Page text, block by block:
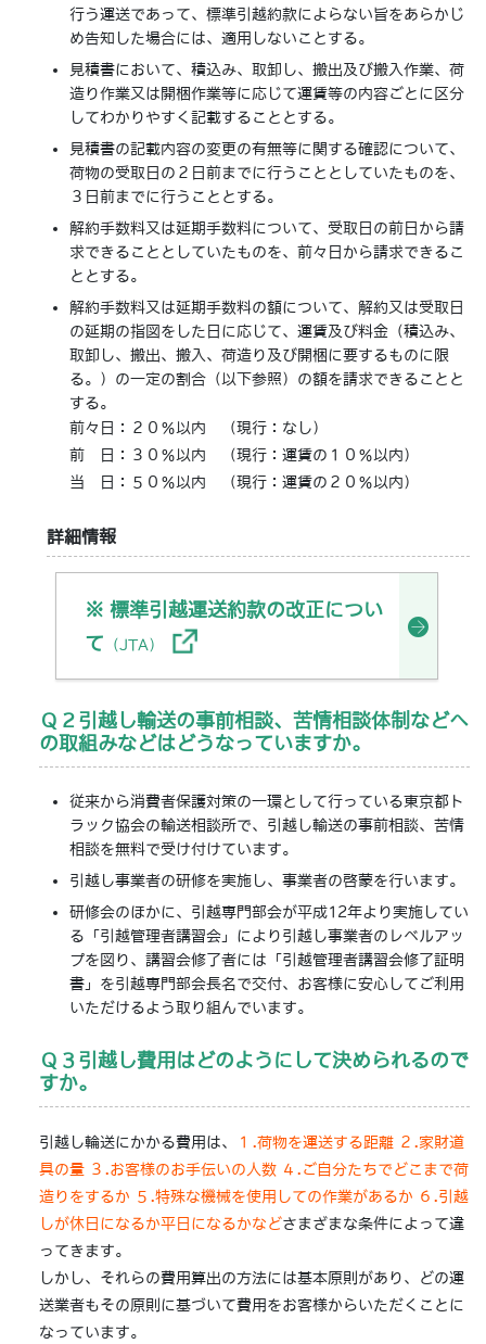
行う運送であって、標準引越約款によらない旨をあらかじ
め告知した場合には、適用しないことする。
見積書において、積込み、取卸し、搬出及び搬入作業、荷
造り作業又は開梱作業等に応じて運賃等の内容ごとに区分
してわかりやすく記載することとする。
見積書の記載内容の変更の有無等に関する確認について、
荷物の受取日の２日前までに行うこととしていたものを、
３日前までに行うこととする。
解約手数料又は延期手数料について、受取日の前日から請
求できることとしていたものを、前々日から請求できるこ
ととする。
解約手数料又は延期手数料の額について、解約又は受取日
の延期の指図をした日に応じて、運賃及び料金（積込み、
取卸し、搬出、搬入、荷造り及び開梱に要するものに限
る。）の一定の割合（以下参照）の額を請求できることと
する。
前々日：２０％以内 （現行：なし）
前 日：３０％以内 （現行：運賃の１０％以内）
当 日：５０％以内 （現行：運賃の２０％以内）
詳細情報
※ 標準引越運送約款の改正につい
て （JTA）
Ｑ２引越し輸送の事前相談、苦情相談体制などへ
の取組みなどはどうなっていますか。
従来から消費者保護対策の一環として行っている東京都ト
ラック協会の輸送相談所で、引越し輸送の事前相談、苦情
相談を無料で受け付けています。
引越し事業者の研修を実施し、事業者の啓蒙を行います。
研修会のほかに、引越専門部会が平成12年より実施してい
る「引越管理者講習会」により引越し事業者のレベルアッ
プを図り、講習会修了者には「引越管理者講習会修了証明
書」を引越専門部会長名で交付、お客様に安心してご利用
いただけるよう取り組んでいます。
Ｑ３引越し費用はどのようにして決められるので
すか。
引越し輪送にかかる費用は、
１.荷物を運送する距離 ２.家財道
具の量 ３.お客様のお手伝いの人数 ４.ご自分たちでどこまで荷
造りをするか ５.特殊な機械を使用しての作業があるか ６.引越
しが休日になるか平日になるかなどさまざまな条件によって違
ってきます。
しかし、それらの費用算出の方法には基本原則があり、どの運
送業者もその原則に基づいて費用をお客様からいただくことに
なっています。